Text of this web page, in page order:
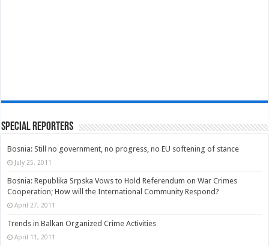
Special Reporters
Bosnia: Still no government, no progress, no EU softening of stance
July 25, 2011
Bosnia: Republika Srpska Vows to Hold Referendum on War Crimes
Cooperation; How will the International Community Respond?
April 27, 2011
Trends in Balkan Organized Crime Activities
April 11, 2011